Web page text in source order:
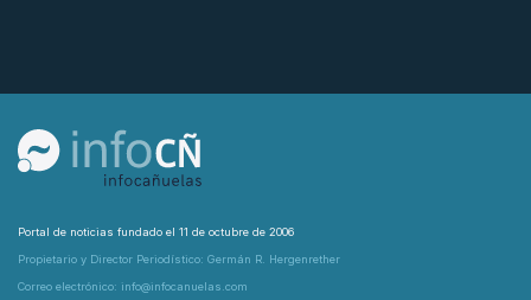
Portal de noticias fundado el 11 de octubre de 2006
Propietario y Director Periodístico: Germán R. Hergenrether
Correo electrónico: info@infocanuelas.com